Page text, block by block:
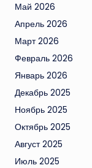
Май 2026
Апрель 2026
Март 2026
Февраль 2026
Январь 2026
Декабрь 2025
Ноябрь 2025
Октябрь 2025
Август 2025
Июль 2025